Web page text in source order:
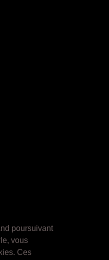
poursuivant
vous
Ces